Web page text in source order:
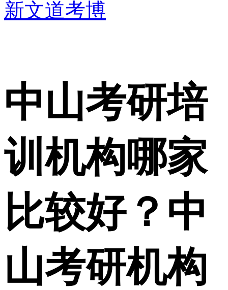
新文道考博
中山考研培
训机构哪家
比较好？中
山考研机构